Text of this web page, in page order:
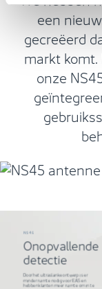
een
gecreëerd
markt
onze